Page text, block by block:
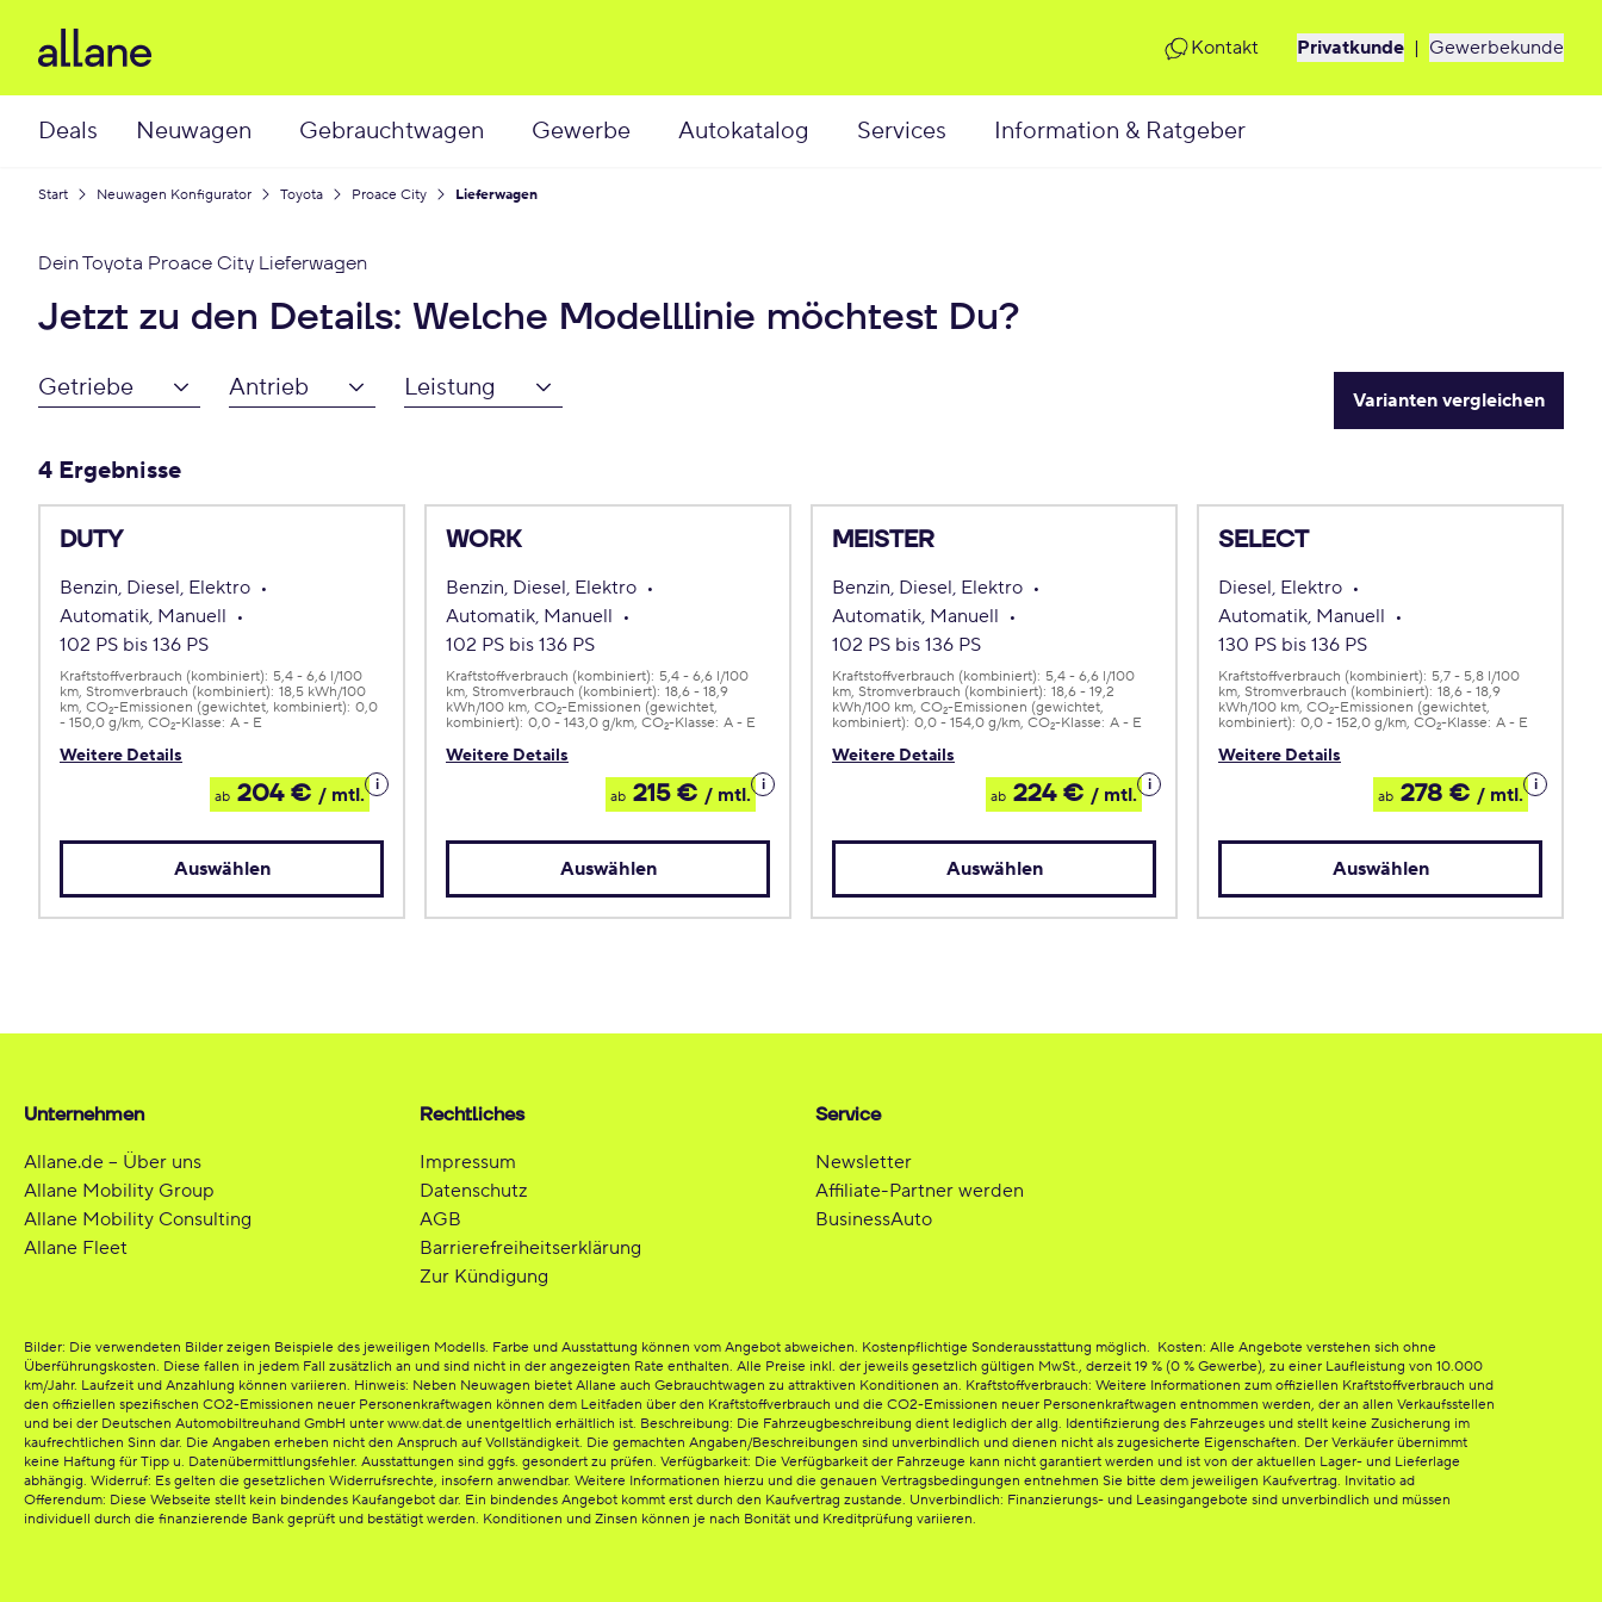
Deals Neuwagen Gebrauchtwagen Gewerbe Autokatalog Services Information & Ratgeber
Kontakt Privatkunde | Gewerbekunde
DeinToyota Proace City Lieferwagen
Jetzt zu den Details: Welche Modelllinie möchtest Du?
Getriebe Antrieb Leistung
4 Ergebnisse
DUTY
Benzin, Diesel, Elektro
Automatik, Manuell
102 PS bis 136 PS
Weitere Details
Kraftstoffverbrauch (kombiniert): 5,4 - 6,6 l/100
km Stromverbrauch (kombiniert): 18,5 kWh/100
km CO2-Emissionen (gewichtet, kombiniert): 0,0
- 150,0 g/km CO2-Klasse: A - E
ab 204 € / mtl.
Details
zum
Auswählen
WORK
Benzin, Diesel, Elektro
Automatik, Manuell
102 PS bis 136 PS
Weitere Details
Kraftstoffverbrauch (kombiniert): 5,4 - 6,6 l/100
km Stromverbrauch (kombiniert): 18,6 - 18,9
kWh/100 km CO2-Emissionen (gewichtet,
kombiniert): 0,0 - 143,0 g/km CO2-Klasse: A - E
ab 215 € / mtl.
Details
zum
Auswählen
MEISTER
Benzin, Diesel, Elektro
Automatik, Manuell
102 PS bis 136 PS
Weitere Details
Kraftstoffverbrauch (kombiniert): 5,4 - 6,6 l/100
km Stromverbrauch (kombiniert): 18,6 - 19,2
kWh/100 km CO2-Emissionen (gewichtet,
kombiniert): 0,0 - 154,0 g/km CO2-Klasse: A - E
ab 224 € / mtl.
Details
zum
Auswählen
SELECT
Diesel, Elektro
Automatik, Manuell
130 PS bis 136 PS
Weitere Details
Kraftstoffverbrauch (kombiniert): 5,7 - 5,8 l/100
km Stromverbrauch (kombiniert): 18,6 - 18,9
kWh/100 km CO2-Emissionen (gewichtet,
kombiniert): 0,0 - 152,0 g/km CO2-Klasse: A - E
ab 278 € / mtl.
Details
zum
Auswählen
Varianten vergleichen
Start Neuwagen Konfigurator Toyota Proace City Lieferwagen
Unternehmen
Allane.de – Über uns
Allane Mobility Group
Allane Mobility Consulting
Allane Fleet
Rechtliches
Impressum
Datenschutz
AGB
Barrierefreiheitserklärung
Zur Kündigung
Service
Newsletter
Affiliate-Partner werden
BusinessAuto
Bilder: Die verwendeten Bilder zeigen Beispiele des jeweiligen Modells. Farbe und Ausstattung können vom Angebot abweichen. Kostenpflichtige Sonderausstattung möglich. Kosten: Alle Angebote verstehen sich ohne
Überführungskosten. Diese fallen in jedem Fall zusätzlich an und sind nicht in der angezeigten Rate enthalten. Alle Preise inkl. der jeweils gesetzlich gültigen MwSt., derzeit 19 % (0 % Gewerbe), zu einer Laufleistung von 10.000
km/Jahr. Laufzeit und Anzahlung können variieren. Hinweis: Neben Neuwagen bietet Allane auch Gebrauchtwagen zu attraktiven Konditionen an. Kraftstoffverbrauch: Weitere Informationen zum offiziellen Kraftstoffverbrauch und
den offiziellen spezifischen CO2-Emissionen neuer Personenkraftwagen können dem Leitfaden über den Kraftstoffverbrauch und die CO2-Emissionen neuer Personenkraftwagen entnommen werden, der an allen Verkaufsstellen
und bei der Deutschen Automobiltreuhand GmbH unter www.dat.de unentgeltlich erhältlich ist. Beschreibung: Die Fahrzeugbeschreibung dient lediglich der allg. Identifizierung des Fahrzeuges und stellt keine Zusicherung im
kaufrechtlichen Sinn dar. Die Angaben erheben nicht den Anspruch auf Vollständigkeit. Die gemachten Angaben/Beschreibungen sind unverbindlich und dienen nicht als zugesicherte Eigenschaften. Der Verkäufer übernimmt
keine Haftung für Tipp u. Datenübermittlungsfehler. Ausstattungen sind ggfs. gesondert zu prüfen. Verfügbarkeit: Die Verfügbarkeit der Fahrzeuge kann nicht garantiert werden und ist von der aktuellen Lager- und Lieferlage
abhängig. Widerruf: Es gelten die gesetzlichen Widerrufsrechte, insofern anwendbar. Weitere Informationen hierzu und die genauen Vertragsbedingungen entnehmen Sie bitte dem jeweiligen Kaufvertrag. Invitatio ad
Offerendum: Diese Webseite stellt kein bindendes Kaufangebot dar. Ein bindendes Angebot kommt erst durch den Kaufvertrag zustande. Unverbindlich: Finanzierungs- und Leasingangebote sind unverbindlich und müssen
individuell durch die finanzierende Bank geprüft und bestätigt werden. Konditionen und Zinsen können je nach Bonität und Kreditprüfung variieren.